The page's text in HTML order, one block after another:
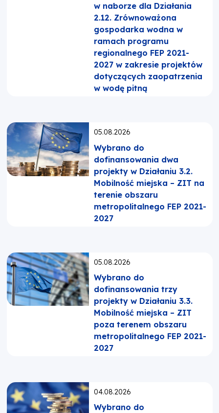
w naborze dla Działania
2.12. Zrównoważona
gospodarka wodna w
ramach programu
regionalnego FEP 2021-
2027 w zakresie projektów
dotyczących zaopatrzenia
w wodę pitną
Opublikowano:
05.08.2026
Wybrano do
dofinansowania dwa
projekty w Działaniu 3.2.
Mobilność miejska – ZIT na
terenie obszaru
metropolitalnego FEP 2021-
2027
Opublikowano:
05.08.2026
Wybrano do
dofinansowania trzy
projekty w Działaniu 3.3.
Mobilność miejska – ZIT
poza terenem obszaru
metropolitalnego FEP 2021-
2027
Opublikowano:
04.08.2026
Wybrano do